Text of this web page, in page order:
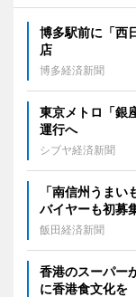
博多駅前に「西
店
博多経済新聞
東京メトロ「銀
運行へ
シブヤ経済新聞
「南信州うま
バイヤーも初募
飯田経済新聞
香港のスーパー
に香港食文化を